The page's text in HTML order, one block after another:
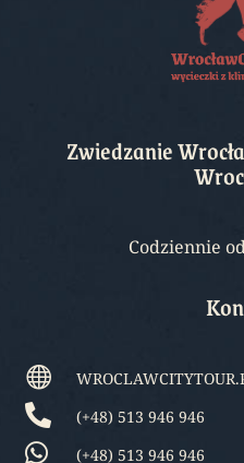
Zwiedzanie
Codziennie

 (+48) 513 946 946
 (+48) 513 946 946